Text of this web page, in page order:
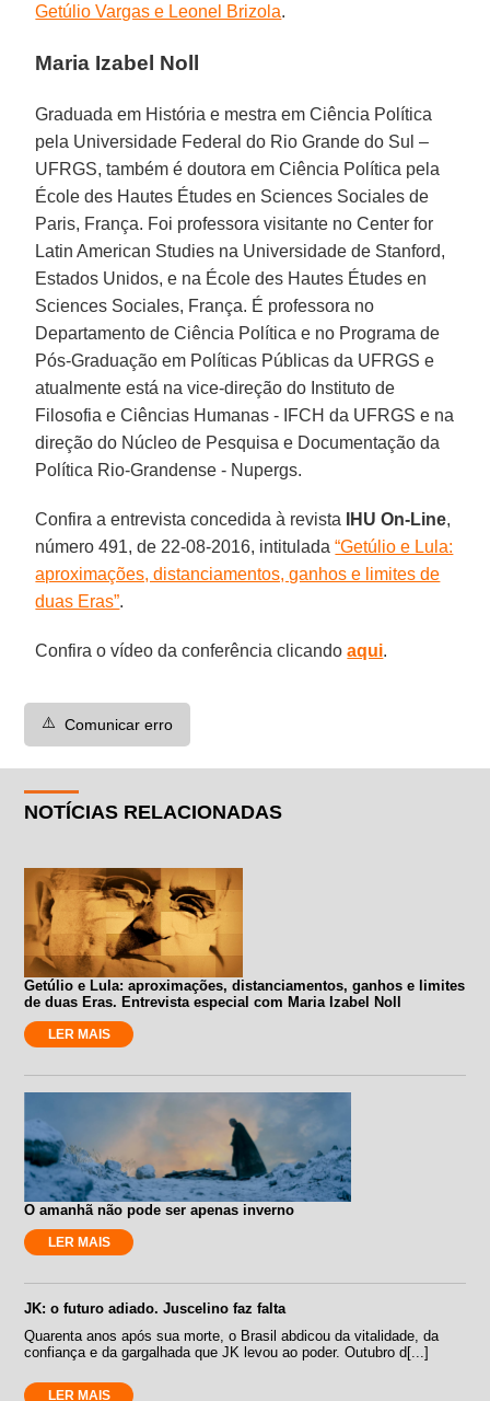
Getúlio Vargas e Leonel Brizola.
Maria Izabel Noll
Graduada em História e mestra em Ciência Política
pela Universidade Federal do Rio Grande do Sul –
UFRGS, também é doutora em Ciência Política pela
École des Hautes Études en Sciences Sociales de
Paris, França. Foi professora visitante no Center for
Latin American Studies na Universidade de Stanford,
Estados Unidos, e na École des Hautes Études en
Sciences Sociales, França. É professora no
Departamento de Ciência Política e no Programa de
Pós-Graduação em Políticas Públicas da UFRGS e
atualmente está na vice-direção do Instituto de
Filosofia e Ciências Humanas - IFCH da UFRGS e na
direção do Núcleo de Pesquisa e Documentação da
Política Rio-Grandense - Nupergs.
Confira a entrevista concedida à revista IHU On-Line,
número 491, de 22-08-2016, intitulada“Getúlio e Lula:
aproximações, distanciamentos, ganhos e limites de
duas Eras”.
Confira o vídeo da conferência clicandoaqui.
⚠️ Comunicar erro
NOTÍCIAS RELACIONADAS
Getúlio e Lula: aproximações, distanciamentos, ganhos e limites
de duas Eras. Entrevista especial com Maria Izabel Noll
LER MAIS
O amanhã não pode ser apenas inverno
LER MAIS
JK: o futuro adiado. Juscelino faz falta
Quarenta anos após sua morte, o Brasil abdicou da vitalidade, da
confiança e da gargalhada que JK levou ao poder. Outubro d[...]
LER MAIS